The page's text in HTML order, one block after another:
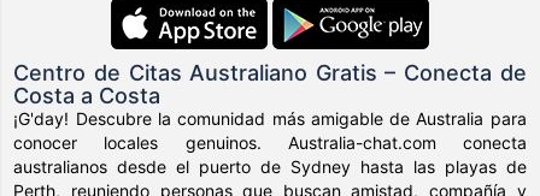
Centro de Citas Australiano Gratis – Conecta de
Costa a Costa
¡G'day! Descubre la comunidad más amigable de Australia para
conocer locales genuinos. Australia-chat.com conecta
australianos desde el puerto de Sydney hasta las playas de
Perth, reuniendo personas que buscan amistad, compañía y